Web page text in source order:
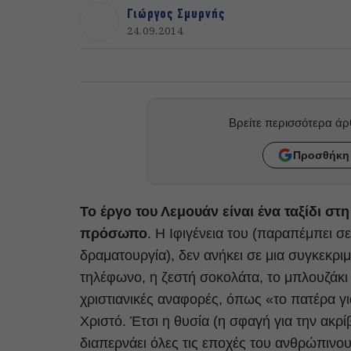
Γιώργος Σμυρνής
24.09.2014
Βρείτε περισσότερα
Προσθήκη
Το έργο του Λεμουάν είναι ένα ταξίδι
πρόσωπο. Η Ιφιγένεια του (παραπέμπει
δραματουργία), δεν ανήκει σε μια
τηλέφωνο, η ζεστή σοκολάτα, το
χριστιανικές αναφορές, όπως «το πατέρα
Χριστό. Έτσι η θυσία (η σφαγή για την
διαπερνάει όλες τις εποχές του